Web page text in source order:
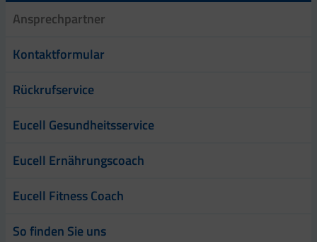
Ansprechpartner
Kontaktformular
Rückrufservice
Eucell Gesundheitsservice
Eucell Ernährungscoach
Eucell Fitness Coach
So finden Sie uns